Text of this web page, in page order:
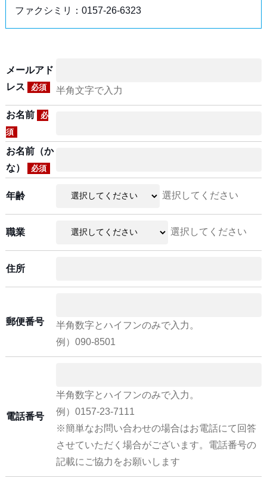
ファクシミリ：0157-26-6323
メールアド
レス
必須 半角文字で入力
お名前
必
須
お名前（か
な）
必須
年齢 選択してください
職業 選択してください
住所
郵便番号
半角数字とハイフンのみで入力。
例）090-8501
電話番号
半角数字とハイフンのみで入力。
例）0157-23-7111
※簡単なお問い合わせの場合はお電話にて回答
させていただく場合がございます。電話番号の
記載にご協力をお願いします